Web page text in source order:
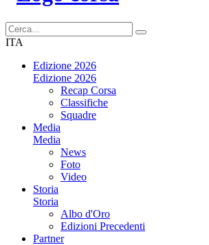
ITA
Edizione 2026
Edizione 2026
Recap Corsa
Classifiche
Squadre
Media
Media
News
Foto
Video
Storia
Storia
Albo d'Oro
Edizioni Precedenti
Partner